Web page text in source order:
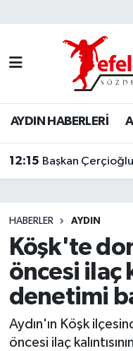
AYDIN HABERLERİ
12:15 Başkan Çerçioğlu
HABERLER AYDIN
Köşk'te
öncesi ilaç
denetimi
Aydın'ın Köşk
öncesi ilaç
Nöbetçi
Hava Durumu
Aydin Namaz
Trafik Durumu
Son Dakika
Haber Arşivi